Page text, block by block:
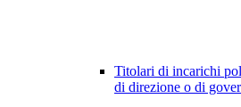
Titolari di incarichi
di direzione o di